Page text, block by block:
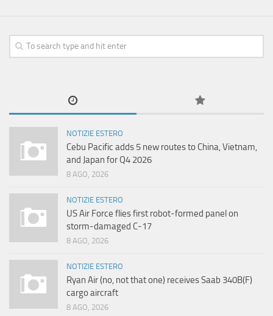
NOTIZIE ESTERO
Cebu Pacific adds 5 new routes to China, Vietnam,
and Japan for Q4 2026
8 AGO, 2026
NOTIZIE ESTERO
US Air Force flies first robot-formed panel on
storm-damaged C-17
8 AGO, 2026
NOTIZIE ESTERO
Ryan Air (no, not that one) receives Saab 340B(F)
cargo aircraft
8 AGO, 2026